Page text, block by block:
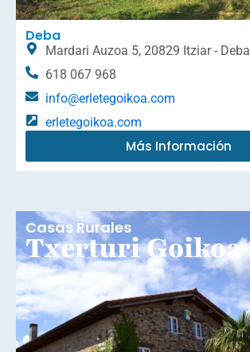
Deba
Mardari Auzoa 5, 20829 Itziar - Deba
618 067 968
info@erletegoikoa.com
erletegoikoa.com
Más Información
Casas Rurales
Txerturi Goikoa